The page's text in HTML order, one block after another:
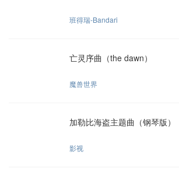
班得瑞-Bandari
亡灵序曲（the dawn）
魔兽世界
加勒比海盗主题曲（钢琴版）
影视